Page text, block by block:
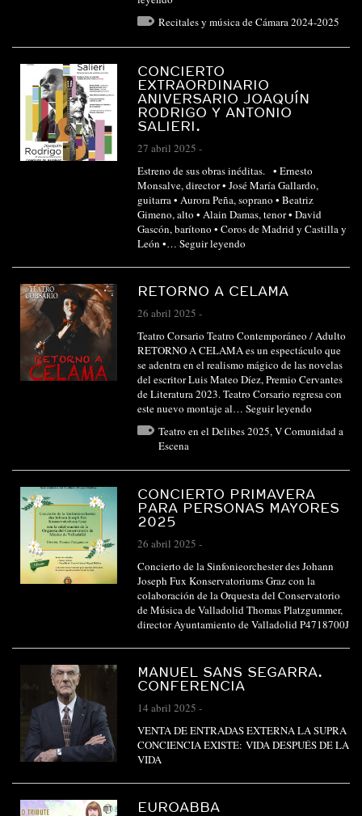
Recitales y música de Cámara 2024-2025
CONCIERTO
EXTRAORDINARIO
ANIVERSARIO JOAQUÍN
RODRIGO Y ANTONIO
SALIERI.
27 abril 2025 -
Estreno de sus obras inéditas. • Ernesto
Monsalve, director • José María Gallardo,
guitarra • Aurora Peña, soprano • Beatriz
Gimeno, alto • Alain Damas, tenor • David
Gascón, barítono • Coros de Madrid y Castilla y
León •… Seguir leyendo
RETORNO A CELAMA
26 abril 2025 -
Teatro Corsario Teatro Contemporáneo / Adulto
RETORNO A CELAMA es un espectáculo que
se adentra en el realismo mágico de las novelas
del escritor Luis Mateo Díez, Premio Cervantes
de Literatura 2023. Teatro Corsario regresa con
este nuevo montaje al… Seguir leyendo
Teatro en el Delibes 2025, V Comunidad a
Escena
CONCIERTO PRIMAVERA
PARA PERSONAS MAYORES
2025
26 abril 2025 -
Concierto de la Sinfonieorchester des Johann
Joseph Fux Konservatoriums Graz con la
colaboración de la Orquesta del Conservatorio
de Música de Valladolid Thomas Platzgummer,
director Ayuntamiento de Valladolid P4718700J
MANUEL SANS SEGARRA.
CONFERENCIA
14 abril 2025 -
VENTA DE ENTRADAS EXTERNA LA SUPRA
CONCIENCIA EXISTE: VIDA DESPUÉS DE LA
VIDA
EUROABBA